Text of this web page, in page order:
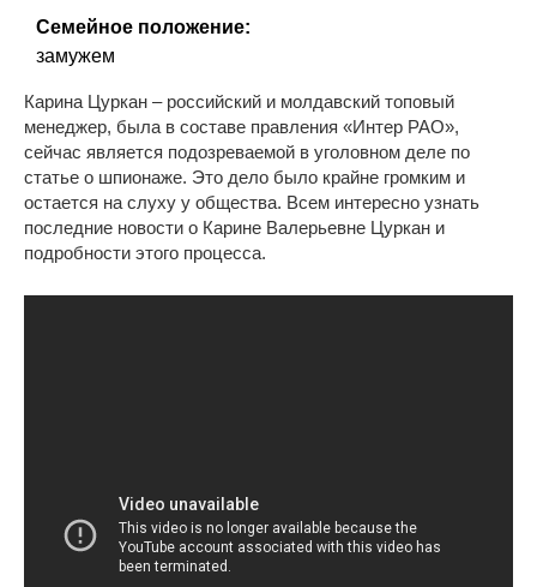
Семейное положение:
замужем
Карина Цуркан – российский и молдавский топовый
менеджер, была в составе правления «Интер РАО»,
сейчас является подозреваемой в уголовном деле по
статье о шпионаже. Это дело было крайне громким и
остается на слуху у общества. Всем интересно узнать
последние новости о Карине Валерьевне Цуркан и
подробности этого процесса.